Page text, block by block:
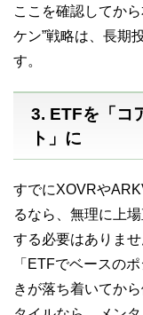
ここを確認してか
ケン”戦略は、長期
す。
3. ETFを「コ
ト」に
すでにXOVRや
るなら、無理に上
する必要はありませ
「ETFでベースの
きが落ち着いてか